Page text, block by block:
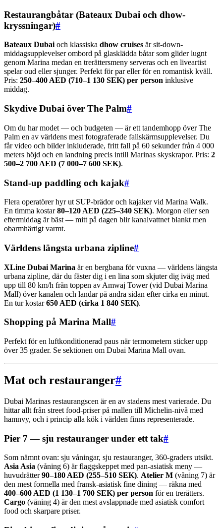
Restaurangbåtar (Bateaux Dubai och dhow-
kryssningar)#
Bateaux Dubai och klassiska dhow cruises är sit-down-
middagsupplevelser ombord på glasklädda båtar som glider lugnt
genom Marina medan en trerättersmeny serveras och en liveartist
spelar oud eller sjunger. Perfekt för par eller för en romantisk kväll.
Pris: 250–400 AED (710–1 130 SEK) per person inklusive
middag.
Skydive Dubai över The Palm#
Om du har modet — och budgeten — är ett tandemhopp över The
Palm en av världens mest fotograferade fallskärmsupplevelser. Du
får video och bilder inkluderade, fritt fall på 60 sekunder från 4 000
meters höjd och en landning precis intill Marinas skyskrapor. Pris: 2
500–2 700 AED (7 000–7 600 SEK).
Stand-up paddling och kajak#
Flera operatörer hyr ut SUP-brädor och kajaker vid Marina Walk.
En timma kostar80–120 AED (225–340 SEK). Morgon eller sen
eftermiddag är bäst — mitt på dagen blir kanalvattnet blankt men
obarmhärtigt varmt.
Världens längsta urbana zipline#
XLine Dubai Marina är en bergbana för vuxna — världens längsta
urbana zipline, där du fäster dig i en lina som skjuter dig iväg med
upp till 80 km/h från toppen av Amwaj Tower (vid Dubai Marina
Mall) över kanalen och landar på andra sidan efter cirka en minut.
En tur kostar650 AED (cirka 1 840 SEK).
Shopping på Marina Mall#
Perfekt för en luftkonditionerad paus när termometern sticker upp
över 35 grader. Se sektionen om Dubai Marina Mall ovan.
Mat och restauranger#
Dubai Marinas restaurangscen är en av stadens mest varierade. Du
hittar allt från street food-priser på mallen till Michelin-nivå med
hamnvy, och i princip alla kök i världen finns representerade.
Pier 7 — sju restauranger under ett tak#
Som nämnt ovan: sju våningar, sju restauranger, 360-graders utsikt.
Asia Asia (våning 6) är flaggskeppet med pan-asiatisk meny —
huvudrätter90–180 AED (255–510 SEK). Atelier M (våning 7) är
den mest formella med fransk-asiatisk fine dining — räkna med
400–600 AED (1 130–1 700 SEK) per person för en trerätters.
Cargo (våning 4) är den mest avslappnade med asiatisk comfort
food och skarpare priser.